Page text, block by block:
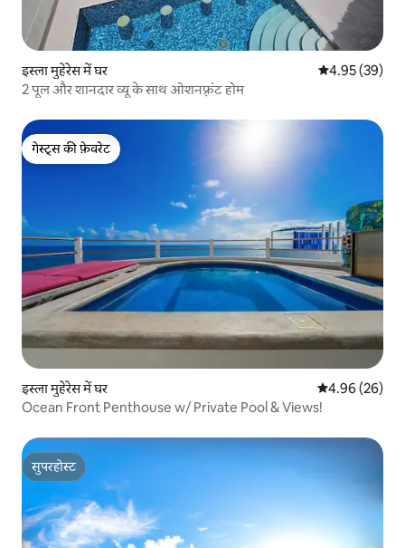
इस्ला मुहेरेस में घर औसत रेटिंग 5 में
4.95 (39)
2 पूल और शानदार व्यू के साथ ओशनफ़्रंट होम
गेस्ट्स की फ़ेवरेट
गेस्ट्स की फ़ेवरेट
इस्ला मुहेरेस में घर औसत रेटिंग 5 में
4.96 (26)
Ocean Front Penthouse w/ Private Pool & Views!
सुपरहोस्ट
सुपरहोस्ट